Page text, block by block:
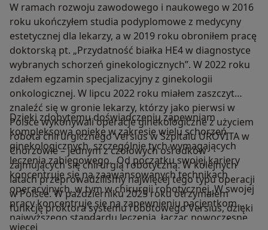
W ramach rozwoju zawodowego i naukowego w 2016
roku ukończyłem studia podyplomowe z medycyny
estetycznej dla lekarzy, a w 2019 roku obroniłem pracę
doktorską pt. „Przydatność białka HE4 w diagnostyce
wybranych schorzeń ginekologicznych”. W 2022 roku
zdałem egzamin specjalizacyjny z ginekologii
onkologicznej. W lipcu 2022 roku miałem zaszczyt
znaleźć się w gronie lekarzy, którzy jako pierwsi w
Polsce wykonywali operacje ginekologiczne z użyciem
robota chirurgicznego Versius w Szpitalu UROVITA w
Chorzowie – jednym z czołowych ośrodków
zajmujących się chirurgią robotyczną. W kolejnych
latach przeprowadziliśmy najwięcej tego typu operacji
w Polsce. W październiku 2025 roku otrzymałem
funkcję proktora systemu robotowego Versius, dzięki
temu mogę szkolić innych lekarzy w procedurach
Dzięki zdobytemu doświadczeniu zapewniam
kompleksową opiekę w zakresie wielu schorzeń
ginekologicznych, szczególnie tych wymagających
leczenia zabiegowego. Od początku swojej kariery
koncentruje się na zaawansowanych technikach
operacyjnych, w tym w chirurgii robotycznej. W swojej
pracy koncentruję się na zapewnieniu pacjentkom
najwyższego standardu leczenia, łącząc nowoczesne
więcej